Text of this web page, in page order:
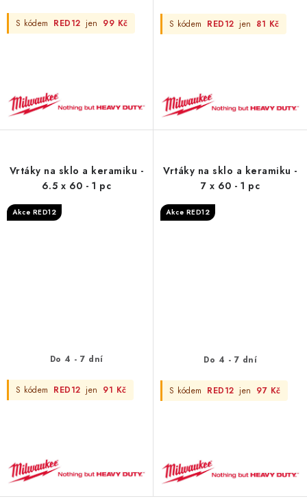
S kódem RED12 jen 99 Kč S kódem RED12 jen 81 Kč
Vrtáky na sklo a keramiku -
6.5 x 60 - 1 pc
Akce RED12
Do 4 - 7 dní
S kódem RED12 jen 91 Kč
Vrtáky na sklo a keramiku -
7 x 60 - 1 pc
Akce RED12
Do 4 - 7 dní
S kódem RED12 jen 97 Kč